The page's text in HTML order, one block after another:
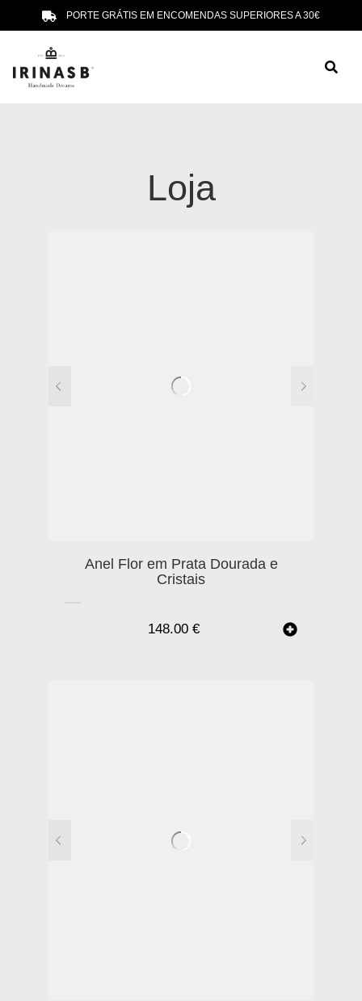
PORTE GRÁTIS EM ENCOMENDAS SUPERIORES A 30€
Loja
Anel Flor em Prata Dourada e
Cristais
148.00 €